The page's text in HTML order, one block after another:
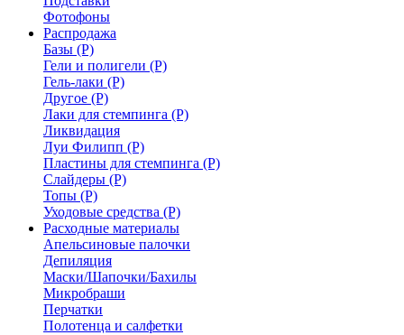
Фотофоны
Распродажа
Базы (Р)
Гели и полигели (Р)
Гель-лаки (Р)
Другое (Р)
Лаки для стемпинга (Р)
Ликвидация
Луи Филипп (Р)
Пластины для стемпинга (Р)
Слайдеры (Р)
Топы (Р)
Уходовые средства (Р)
Расходные материалы
Апельсиновые палочки
Депиляция
Маски/Шапочки/Бахилы
Микробраши
Перчатки
Полотенца и салфетки